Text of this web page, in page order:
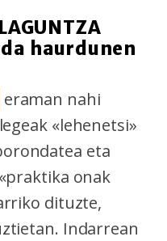
haurdunen
eraman nahi
«lehenetsi»
eta
onak
dituzte,
Indarrean